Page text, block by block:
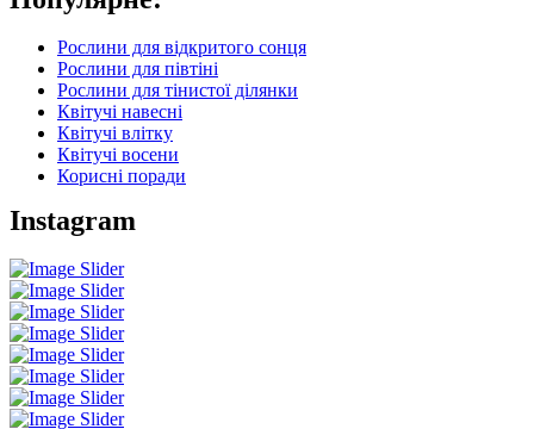
Рослини для відкритого сонця
Рослини для півтіні
Рослини для тінистої ділянки
Квітучі навесні
Квітучі влітку
Квітучі восени
Корисні поради
Instagram